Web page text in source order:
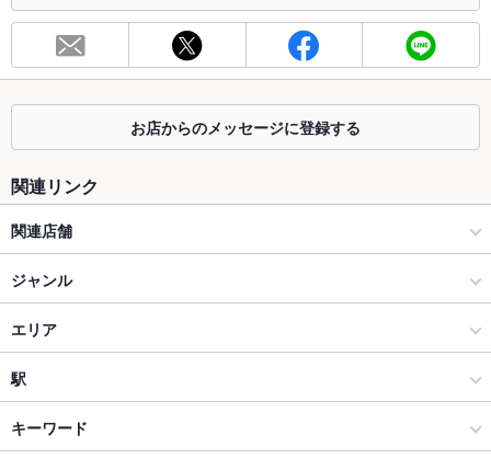
総席数 80席(年中無休★お気軽にお問い合わせ願います。)
最大宴会収
80人(最大80名様までご利用OK！人数等お気軽にご相談くださ
なし ：当店は全て半個室となっております。
座敷
掘りごたつ
ません。
カウンター
なし ：カウンター席はございませんが、お一人様からご利用頂
ソファー
テラス席
なし ：テラスはございませんが、悪天候でも安心の室内でご宴
会をお楽しみください。
お店からのメッセージに登録する
関連リンク
関連店舗
相席屋
ジャンル
居酒屋
創作
千葉・稲毛 × 居酒屋
エリア
千葉駅
千葉駅 × 居酒屋
駅
千葉中央駅
キーワード